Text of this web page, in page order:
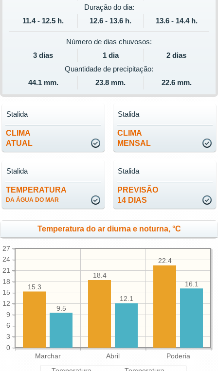
Duração do dia:
11.4 - 12.5 h.
12.6 - 13.6 h. 13.6 - 14.4 h.
Número de dias chuvosos:
3 dias
1 dia
2 dias
Quantidade de precipitação:
44.1 mm.
23.8 mm. 22.6 mm.
CLIMA
ATUAL
Stalida
CLIMA
MENSAL
Stalida
TEMPERATURA
DA ÁGUA DO MAR
Stalida
PREVISÃO
14 DIAS
Stalida
Temperatura do ar diurna e noturna, °C
Marchar Abril Poderia
0
3
6
9
12
15
18
21
24
27
22.4
18.4
15.3
16.1
12.1
9.5